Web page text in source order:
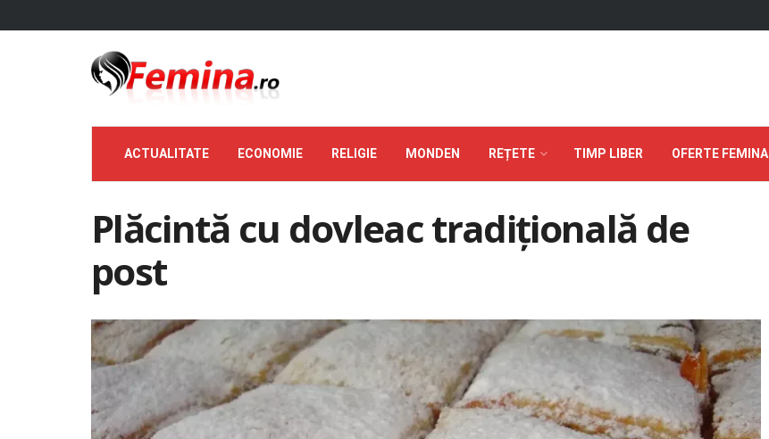
ACTUALITATE ECONOMIE RELIGIE MONDEN REȚETE TIMP LIBER OFERTE FEMINA
Plăcintă cu dovleac tradițională de
post